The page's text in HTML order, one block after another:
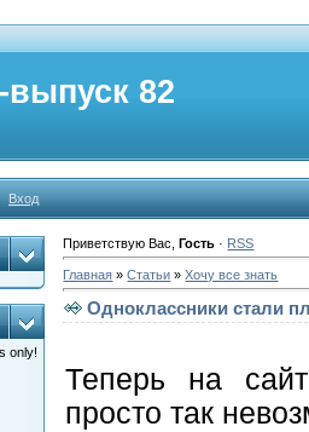
82
Вход
only!
Приветствую Вас ,Гость · RSS
Главная »Статьи »Хочу все знать
Одноклассники стали
Теперь на
просто так